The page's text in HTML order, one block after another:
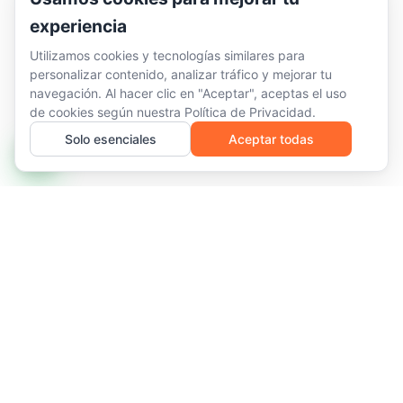
experiencia
Utilizamos cookies y tecnologías similares para
personalizar contenido, analizar tráfico y mejorar tu
navegación. Al hacer clic en "Aceptar", aceptas el uso
de cookies según nuestra Política de Privacidad.
Solo esenciales
Aceptar todas